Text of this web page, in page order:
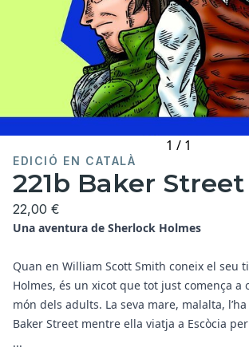
1 / 1
EDICIÓ EN CATALÀ
221b Baker Street
22,00 €
Una aventura de Sherlock Holmes
Quan en William Scott Smith coneix el seu
Holmes, és un xicot que tot just comença a
món dels adults. La seva mare, malalta,
Baker Street mentre ella viatja a Escòcia
...